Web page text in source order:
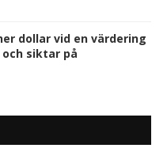
dollar vid en värdering
siktar på